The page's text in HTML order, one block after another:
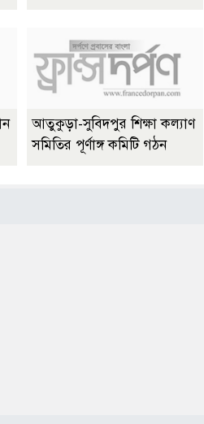
আতুকুড়া-সুবিদপুর শিক্ষা কল্যাণ
সমিতির পূর্ণাঙ্গ কমিটি গঠন